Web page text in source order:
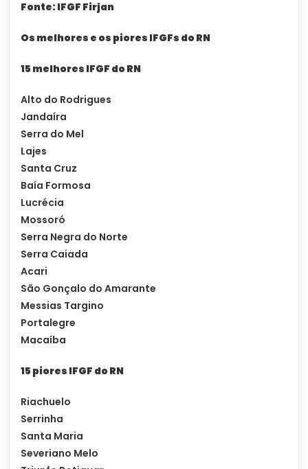
Fonte: IFGF Firjan
Os melhores e os piores IFGFs do RN
15 melhores IFGF do RN
Alto do Rodrigues
Jandaíra
Serra do Mel
Lajes
Santa Cruz
Baía Formosa
Lucrécia
Mossoró
Serra Negra do Norte
Serra Caiada
Acari
São Gonçalo do Amarante
Messias Targino
Portalegre
Macaíba
15 piores IFGF do RN
Riachuelo
Serrinha
Santa Maria
Severiano Melo